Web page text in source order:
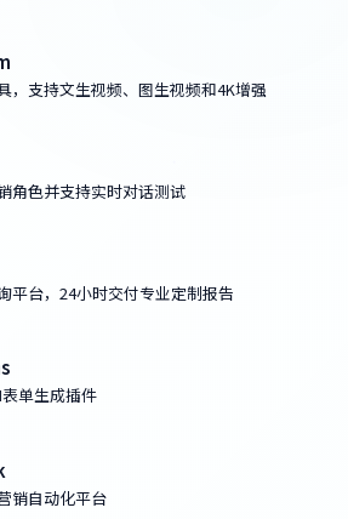
，支持文生视频、图生视频和4K增强
角色并支持实时对话测试
平台，24小时交付专业定制报告
单生成插件
销自动化平台